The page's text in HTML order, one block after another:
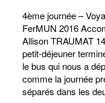
4ème journée –
FerMUN 2016
Allison TRAUMAT
petit-déjeuner
le bus qui nous a
comme la journée
séparés dans les